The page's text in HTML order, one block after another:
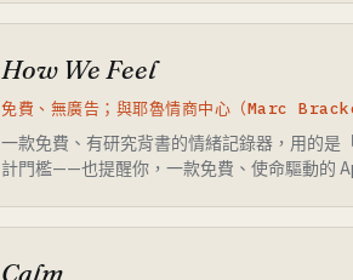
How We Feel
免費、無廣告；與耶魯情商中心（Marc
一款免費、有研究背書的情緒記錄器，用的是
計門檻——也提醒你，一款免費、使命驅動的
Calm